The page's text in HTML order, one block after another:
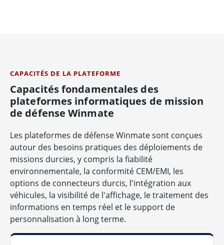
CAPACITÉS DE LA PLATEFORME
Capacités fondamentales des
plateformes informatiques de mission
de défense Winmate
Les plateformes de défense Winmate sont conçues
autour des besoins pratiques des déploiements de
missions durcies, y compris la fiabilité
environnementale, la conformité CEM/EMI, les
options de connecteurs durcis, l'intégration aux
véhicules, la visibilité de l'affichage, le traitement des
informations en temps réel et le support de
personnalisation à long terme.